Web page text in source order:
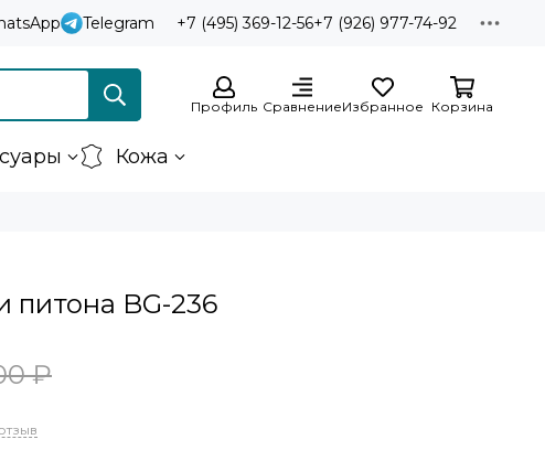
Telegram +7 (495) 369-12-56+7 (926) 977-74-92
Профиль СравнениеИзбранное Корзина
Кожа
питона BG-236
₽